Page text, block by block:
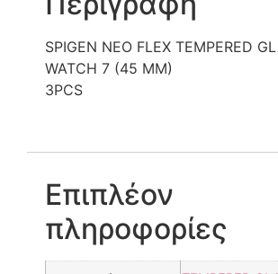
SPIGEN NEO FLEX TEMPERED
WATCH 7 (45 MM)
3PCS
Επιπλέον
πληροφορίες